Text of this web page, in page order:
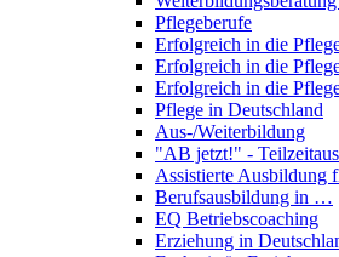
Pflegeberufe
Erfolgreich in die
Erfolgreich in die
Erfolgreich in die
Pflege in Deutschland
Aus-/Weiterbildung
"AB jetzt!" -
Assistierte
Berufsausbildung in …
EQ Betriebscoaching
Erziehung in